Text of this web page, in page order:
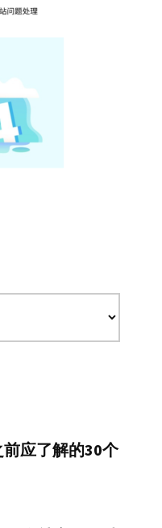
应了解的30个